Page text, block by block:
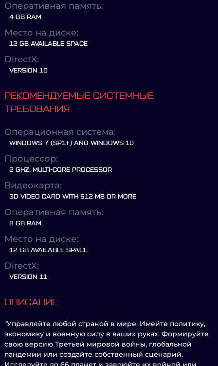
Оперативная память:
4 GB RAM
Место на диске:
12 GB AVAILABLE SPACE
DirectX:
VERSION 10
РЕКОМЕНДУЕМЫЕ СИСТЕМНЫЕ
ТРЕБОВАНИЯ
Операционная система:
WINDOWS 7 (SP1+) AND WINDOWS 10
Процессор:
2 GHZ, MULTI-CORE PROCESSOR
Видеокарта:
3D VIDEO CARD WITH 512 MB OR MORE
Оперативная память:
8 GB RAM
Место на диске:
12 GB AVAILABLE SPACE
DirectX:
VERSION 11
ОПИСАНИЕ
"Управляйте любой страной в мире. Имейте политику,
экономику и военную силу в ваших руках. Формируйте
свою версию Третьей мировой войны, глобальной
пандемии или создайте собственный сценарий.